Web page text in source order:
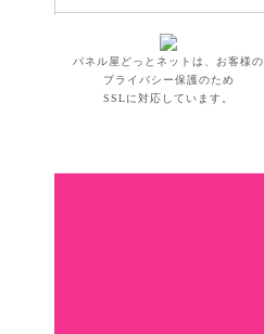
パネル屋どっとネットは、お客様の
プライバシー保護のため
SSLに対応しています。